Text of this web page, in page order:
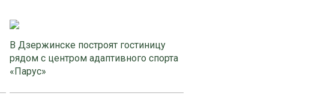
В Дзержинске построят гостиницу
рядом с центром адаптивного спорта
«Парус»